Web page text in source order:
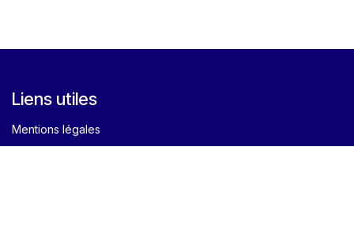
Liens utiles
Mentions légales